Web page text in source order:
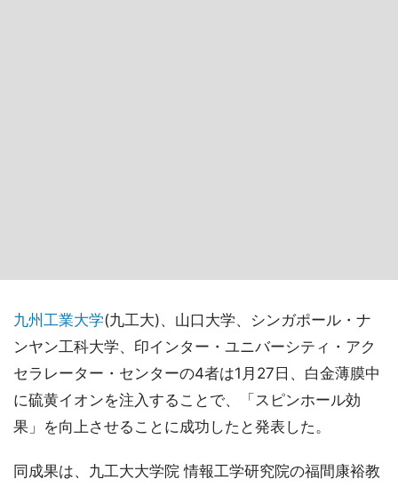
九州工業大学(九工大)、山口大学、シンガポール・ナ
ンヤン工科大学、印インター・ユニバーシティ・アク
セラレーター・センターの4者は1月27日、白金薄膜中
に硫黄イオンを注入することで、「スピンホール効
果」を向上させることに成功したと発表した。
同成果は、九工大大学院 情報工学研究院の福間康裕教